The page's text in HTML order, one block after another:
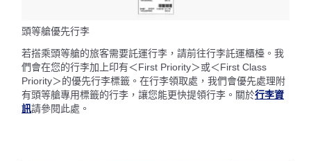
頭等艙優先行李
若搭乘頭等艙的旅客需要託運行李，請前往行李託運櫃檯。我
們會在您的行李加上印有＜First Priority＞或＜First Class
Priority＞的優先行李標籤。在行李領取處，我們會優先處理附
有頭等艙專用標籤的行李，讓您能更快提領行李。關於行李資
訊請參閱此處。